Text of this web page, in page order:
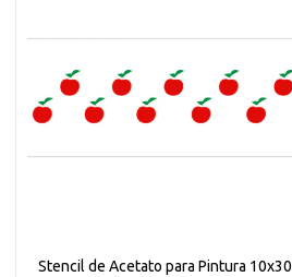
Stencil de Acetato para Pintura 10x30